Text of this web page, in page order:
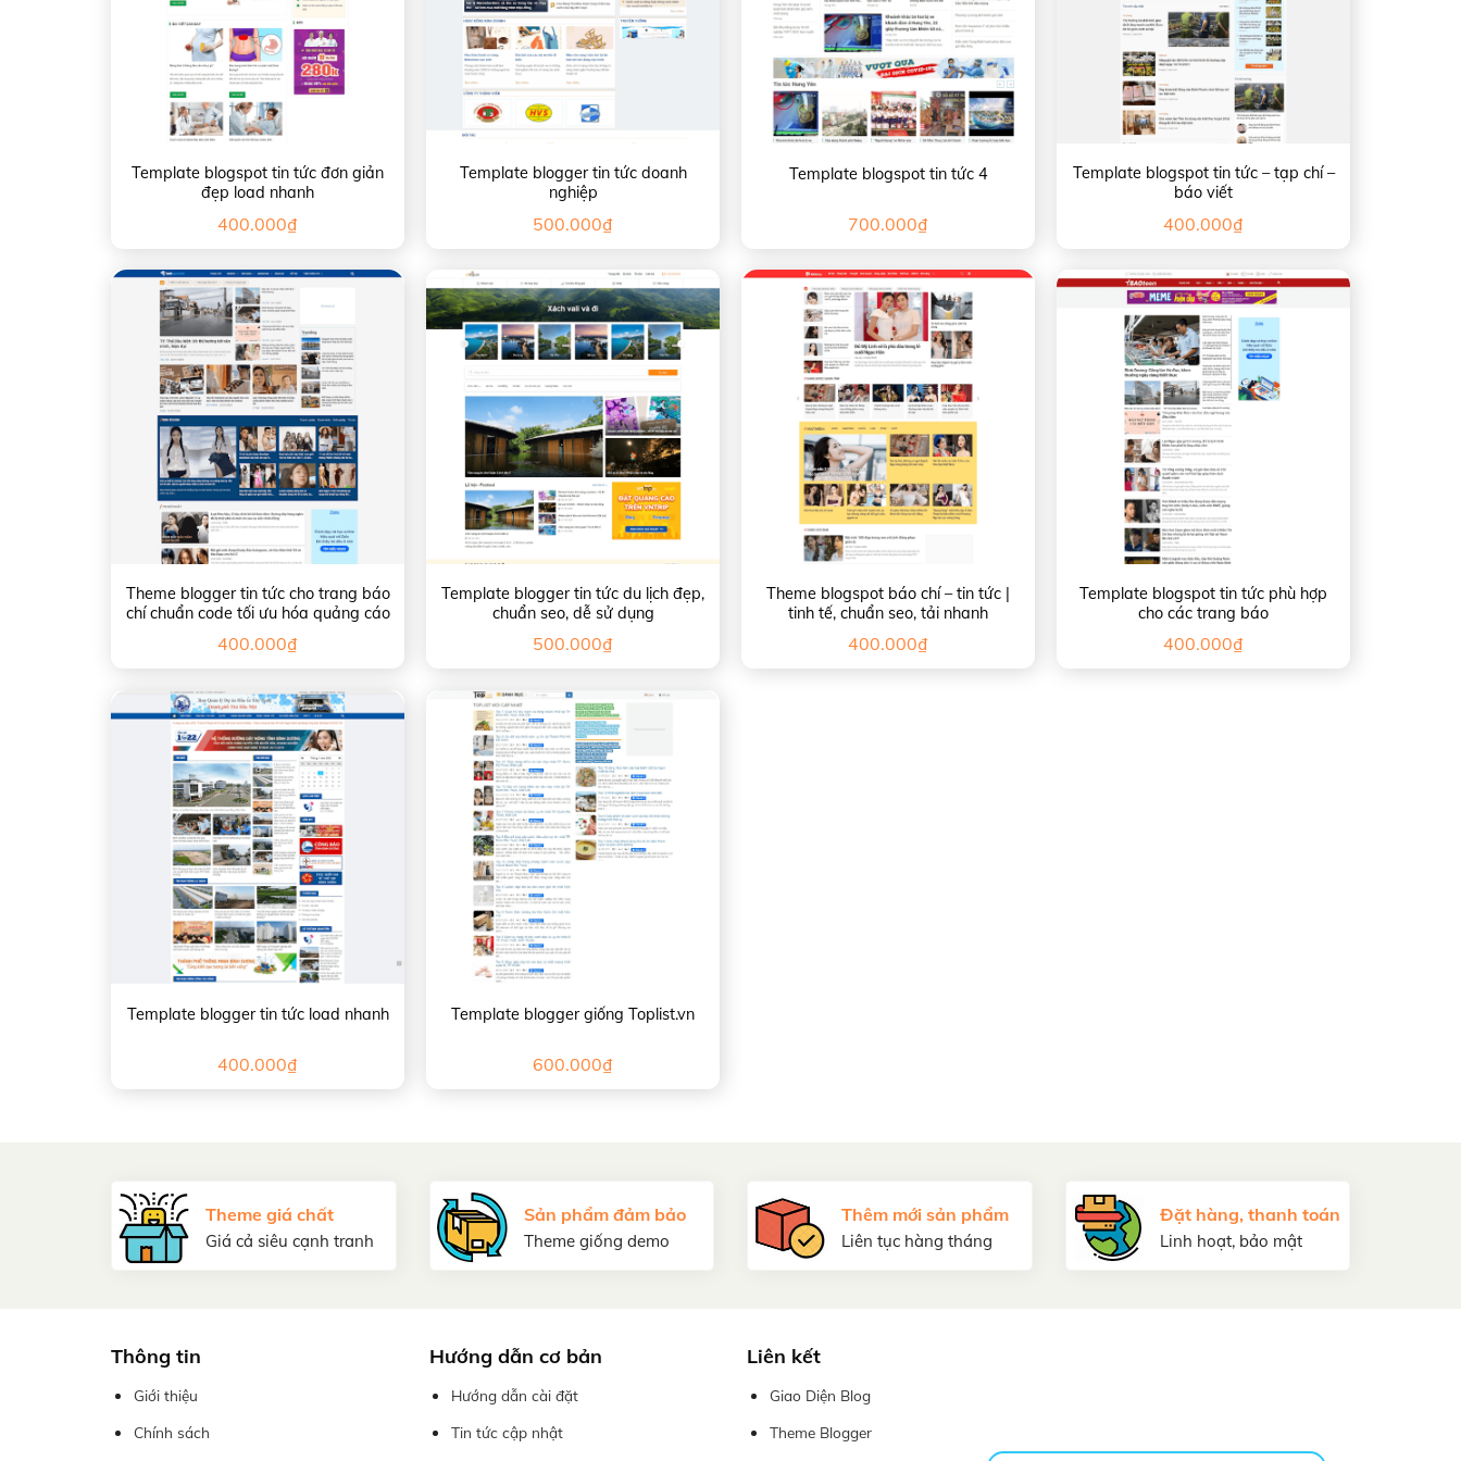
Template blogspot tin tức đơn giản
đẹp load nhanh
400.000₫
Template blogger tin tức doanh
nghiệp
500.000₫
Template blogspot tin tức 4
700.000₫
Template blogspot tin tức – tạp chí –
báo viết
400.000₫
Theme blogger tin tức cho trang báo
chí chuẩn code tối ưu hóa quảng cáo
400.000₫
Template blogger tin tức du lịch đẹp,
chuẩn seo, dễ sử dụng
500.000₫
Theme blogspot báo chí – tin tức |
tinh tế, chuẩn seo, tải nhanh
400.000₫
Template blogspot tin tức phù hợp
cho các trang báo
400.000₫
Template blogger tin tức load nhanh
400.000₫
Template blogger giống Toplist.vn
600.000₫
Theme giá chất
Giá cả siêu cạnh tranh
Sản phẩm đảm bảo
Theme giống demo
Thêm mới sản phẩm
Liên tục hàng tháng
Đặt hàng, thanh toán
Linh hoạt, bảo mật
Thông tin
Giới thiệu
Chính sách
Hướng dẫn cơ bản
Hướng dẫn cài đặt
Tin tức cập nhật
Liên kết
Giao Diện Blog
Theme Blogger